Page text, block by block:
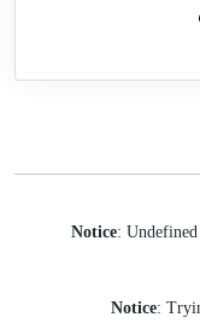
Notice:
Notice: